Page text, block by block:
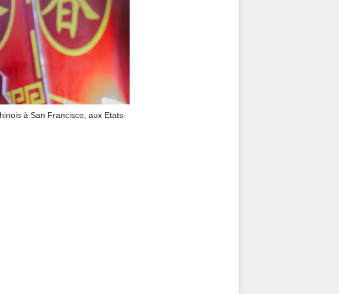
à San Francisco, aux Etats-